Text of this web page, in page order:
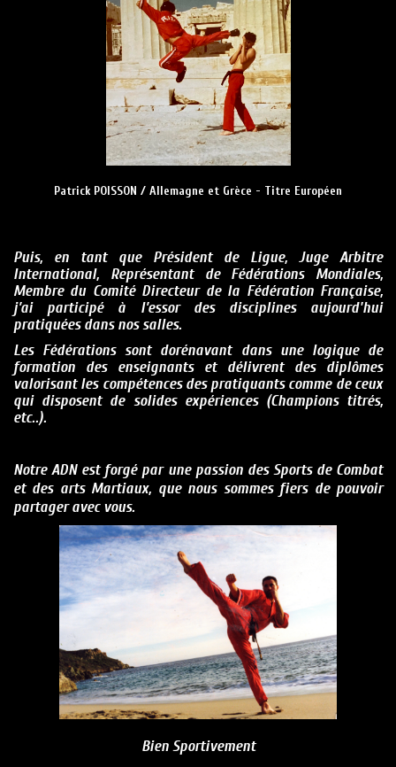
Patrick POISSON / Allemagne et Grèce - Titre Européen
Puis, en tant que Président de Ligue, Juge Arbitre
International, Représentant de Fédérations Mondiales,
Membre du Comité Directeur de la Fédération Française,
j’ai participé à l’essor des disciplines aujourd'hui
pratiquées dans nos salles.
Les Fédérations sont dorénavant dans une logique de
formation des enseignants et délivrent des diplômes
valorisant les compétences des pratiquants comme de ceux
qui disposent de solides expériences (Champions titrés,
etc..).
Notre ADN est forgé par une passion des Sports de Combat
et des arts Martiaux, que nous sommes fiers de pouvoir
partager avec vous.
Bien Sportivement